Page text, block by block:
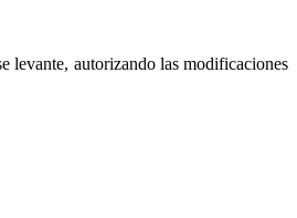
levante, autorizando las modificaciones